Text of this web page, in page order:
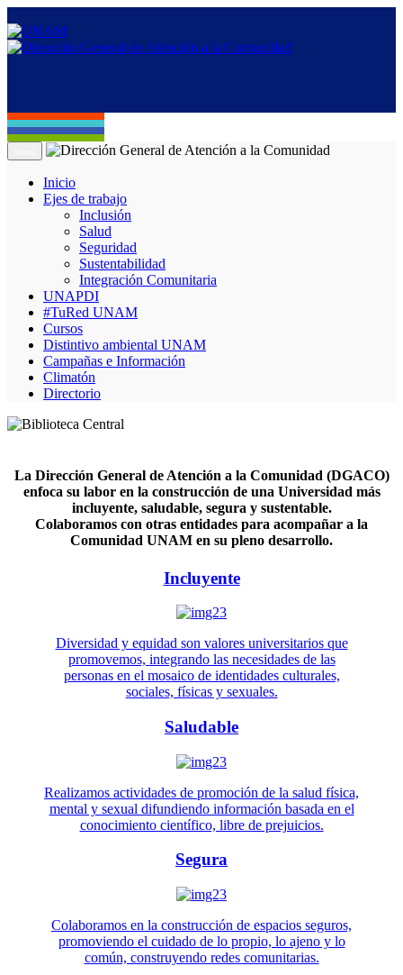
Inicio
Ejes de trabajo
Inclusión
Salud
Seguridad
Sustentabilidad
Integración Comunitaria
UNAPDI
#TuRed UNAM
Cursos
Distintivo ambiental UNAM
Campañas e Información
Climatón
Directorio
La Dirección General de Atención a la Comunidad (DGACO)
enfoca su labor en la construcción de una Universidad más
incluyente, saludable, segura y sustentable.
Colaboramos con otras entidades para acompañar a la
Comunidad UNAM en su pleno desarrollo.
Incluyente
Diversidad y equidad son valores universitarios que
promovemos, integrando las necesidades de las
personas en el mosaico de identidades culturales,
sociales, físicas y sexuales.
Saludable
Realizamos actividades de promoción de la salud física,
mental y sexual difundiendo información basada en el
conocimiento científico, libre de prejuicios.
Segura
Colaboramos en la construcción de espacios seguros,
promoviendo el cuidado de lo propio, lo ajeno y lo
común, construyendo redes comunitarias.